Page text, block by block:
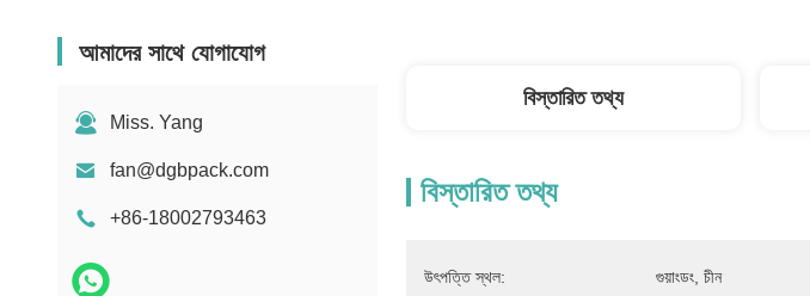
আমাদের সাথে যোগাযোগ
Miss. Yang
fan@dgbpack.com
+86-18002793463
বিস্তারিত তথ্য
বিস্তারিত তথ্য
উৎপত্তি স্থল: গুয়াংডং, চীন